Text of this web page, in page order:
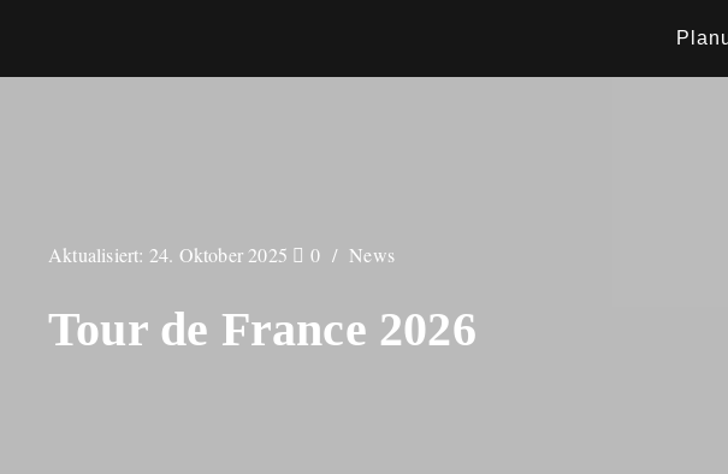
Aktualisiert: 24. Oktober 2025 0 News
Tour de France 2026